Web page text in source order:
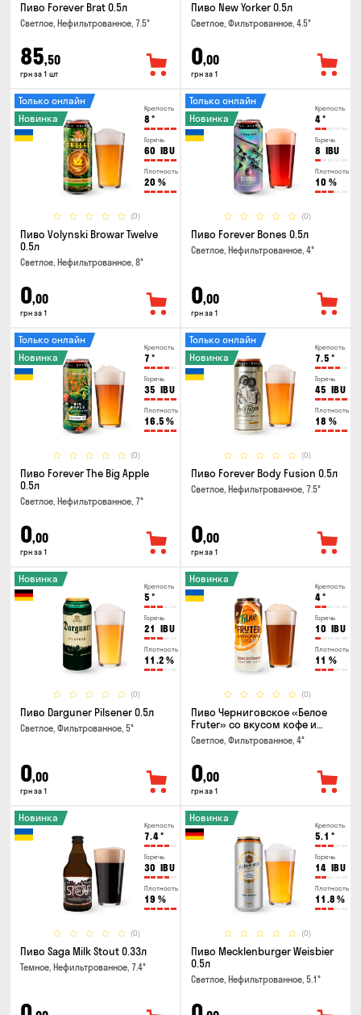
Пиво Forever Brat 0.5л
Светлое, Нефильтрованное, 7.5°
85,50
грн за 1 шт
Пиво New Yorker 0.5л
Светлое, Фильтрованное, 4.5°
0,00
грн за 1
Крепость
8 °
Горечь
60 IBU
Плотность
20 %
(0)
Только онлайн
Новинка
Пиво Volynski Browar Twelve
0.5л
Светлое, Нефильтрованное, 8°
0,00
грн за 1
Крепость
4°
Горечь
8 IBU
Плотность
10 %
(0)
Только онлайн
Новинка
Пиво Forever Bones 0.5л
Светлое, Нефильтрованное, 4°
0,00
грн за 1
Крепость
7 °
Горечь
35 IBU
Плотность
16.5 %
(0)
Только онлайн
Новинка
Пиво Forever The Big Apple
0.5л
Светлое, Нефильтрованное, 7°
0,00
грн за 1
Крепость
7.5 °
Горечь
45 IBU
Плотность
18 %
(0)
Только онлайн
Новинка
Пиво Forever Body Fusion 0.5л
Светлое, Нефильтрованное, 7.5°
0,00
грн за 1
Крепость
5 °
Горечь
21 IBU
Плотность
11.2 %
(0)
Новинка
Пиво Darguner Pilsener 0.5л
Светлое, Фильтрованное, 5°
0,00
грн за 1
Крепость
4°
Горечь
10 IBU
Плотность
11 %
(0)
Новинка
Пиво Черниговское «Белое
Fruter» со вкусом кофе и
апельсина 0.5 л
Светлое, Фильтрованное, 4°
0,00
грн за 1
Крепость
7.4°
Горечь
30 IBU
Плотность
19 %
(0)
Новинка
Пиво Saga Milk Stout 0.33л
Темное, Нефильтрованное, 7.4°
Крепость
5.1 °
Горечь
14 IBU
Плотность
11.8 %
(0)
Новинка
Пиво Mecklenburger Weisbier
0.5л
Светлое, Нефильтрованное, 5.1°